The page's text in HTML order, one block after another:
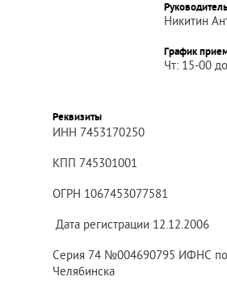
Руководитель
Никитин
График
Чт: 15-00
Реквизиты
ИНН 7453170250
КПП 745301001
ОГРН 1067453077581
Дата регистрации 12.12.2006
Серия 74 №004690795 ИФНС по
Челябинска